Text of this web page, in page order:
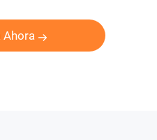
Ahora